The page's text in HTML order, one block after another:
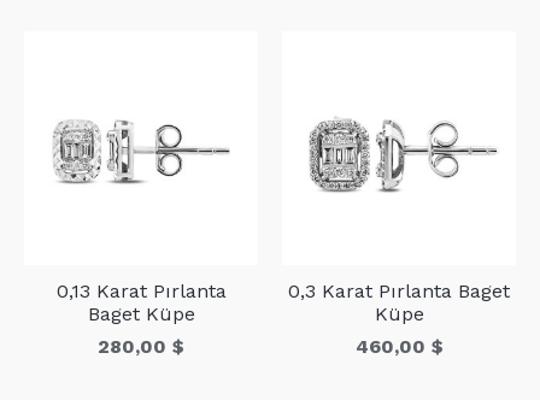
0,13 Karat Pırlanta
Baget Küpe
280,00 $
0,3 Karat Pırlanta Baget
Küpe
460,00 $